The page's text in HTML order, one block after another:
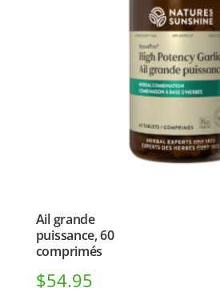
Ail grande
puissance, 60
comprimés
$54.95